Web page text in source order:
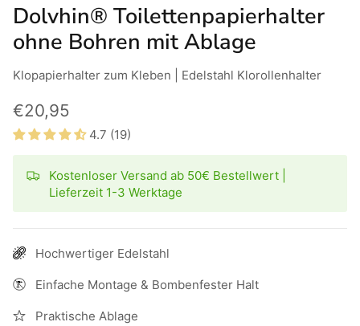
Dolvhin® Toilettenpapierhalter
ohne Bohren mit Ablage
Klopapierhalter zum Kleben | Edelstahl Klorollenhalter
€20,95
4.7 (19)
Kostenloser Versand ab 50€ Bestellwert |
Lieferzeit 1-3 Werktage
Hochwertiger Edelstahl
Einfache Montage & Bombenfester Halt
Praktische Ablage